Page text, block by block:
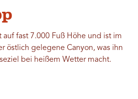
fast 7.000 Fuß Höhe und ist im
östlich gelegene Canyon, was ihn
bei heißem Wetter macht.